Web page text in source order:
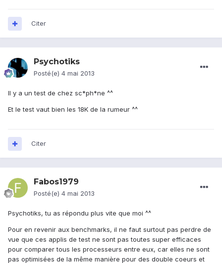
Citer
Psychotiks
Posté(e) 4 mai 2013
Il y a un test de chez sc*ph*ne ^^
Et le test vaut bien les 18K de la rumeur ^^
Citer
Fabos1979
Posté(e) 4 mai 2013
Psychotiks, tu as répondu plus vite que moi ^^
Pour en revenir aux benchmarks, il ne faut surtout pas perdre de
vue que ces applis de test ne sont pas toutes super efficaces
pour comparer tous les processeurs entre eux, car elles ne sont
pas optimisées de la même manière pour des double coeurs et